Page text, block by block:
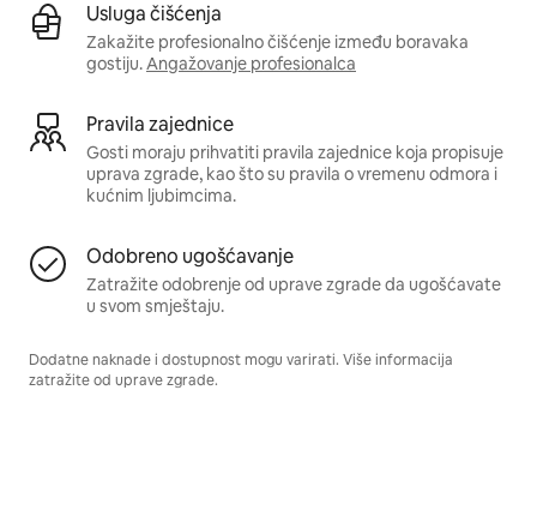
Usluga čišćenja
Zakažite profesionalno čišćenje između boravaka
gostiju.Angažovanje profesionalca
Pravila zajednice
Gosti moraju prihvatiti pravila zajednice koja propisuje
uprava zgrade, kao što su pravila o vremenu odmora i
kućnim ljubimcima.
Odobreno ugošćavanje
Zatražite odobrenje od uprave zgrade da ugošćavate
u svom smještaju.
Dodatne naknade i dostupnost mogu varirati. Više informacija
zatražite od uprave zgrade.